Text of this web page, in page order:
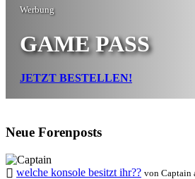
Werbung
GAME PASS
JETZT BESTELLEN!
Neue Forenposts
welche konsole besitzt ihr?? von Captain